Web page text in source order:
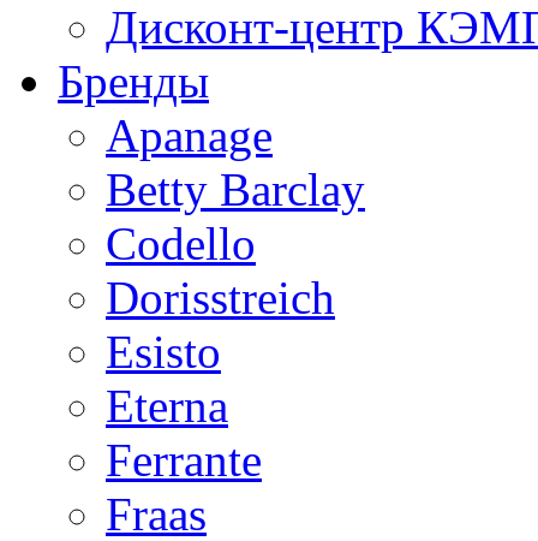
Дисконт-центр
Бренды
Apanage
Betty Barclay
Codello
Dorisstreich
Esisto
Eterna
Ferrante
Fraas